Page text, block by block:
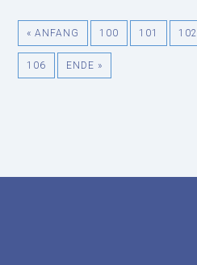
« ANFANG 100 101 102
106 ENDE »